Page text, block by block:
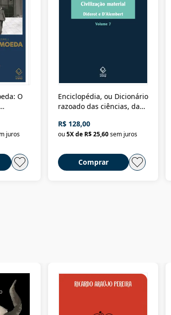
O
juros
Enciclopédia, ou Dicionário
razoado das ciências, das
Civilização material
R$ 128,00
ou5X de R$ 25,60sem juros
Comprar